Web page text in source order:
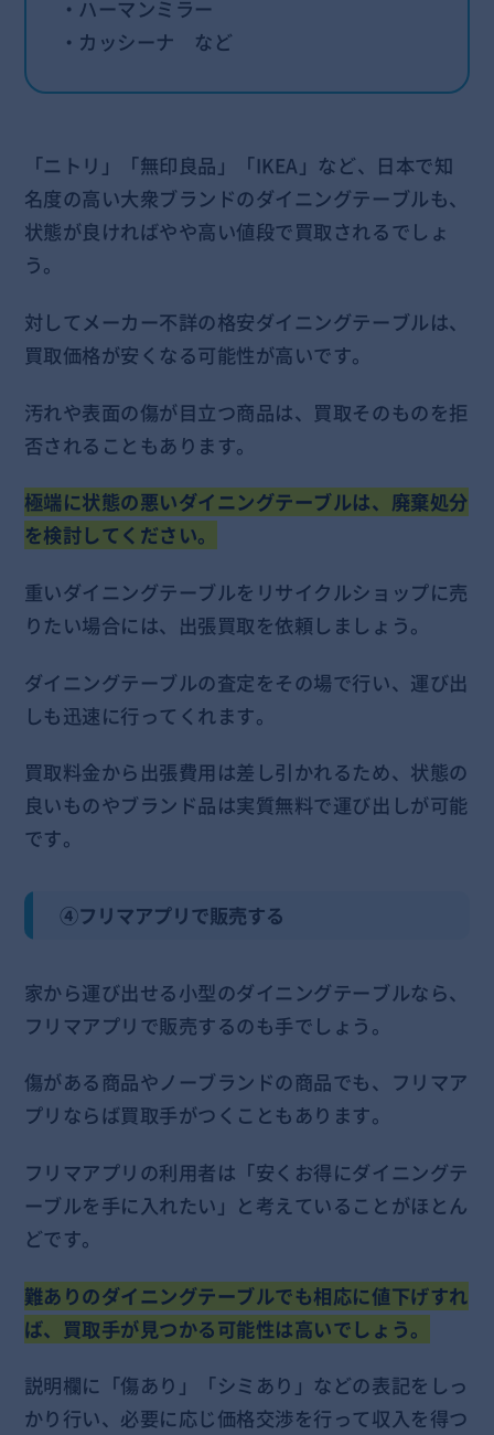
・ハーマンミラー
・カッシーナ など
「ニトリ」「無印良品」「IKEA」など、日本で知
名度の高い大衆ブランドのダイニングテーブルも、
状態が良ければやや高い値段で買取されるでしょ
う。
対してメーカー不詳の格安ダイニングテーブルは、
買取価格が安くなる可能性が高いです。
汚れや表面の傷が目立つ商品は、買取そのものを拒
否されることもあります。
極端に状態の悪いダイニングテーブルは、廃棄処分
を検討してください。
重いダイニングテーブルをリサイクルショップに売
りたい場合には、出張買取を依頼しましょう。
ダイニングテーブルの査定をその場で行い、運び出
しも迅速に行ってくれます。
買取料金から出張費用は差し引かれるため、状態の
良いものやブランド品は実質無料で運び出しが可能
です。
④フリマアプリで販売する
家から運び出せる小型のダイニングテーブルなら、
フリマアプリで販売するのも手でしょう。
傷がある商品やノーブランドの商品でも、フリマア
プリならば買取手がつくこともあります。
フリマアプリの利用者は「安くお得にダイニングテ
ーブルを手に入れたい」と考えていることがほとん
どです。
難ありのダイニングテーブルでも相応に値下げすれ
ば、買取手が見つかる可能性は高いでしょう。
説明欄に「傷あり」「シミあり」などの表記をしっ
かり行い、必要に応じ価格交渉を行って収入を得つ